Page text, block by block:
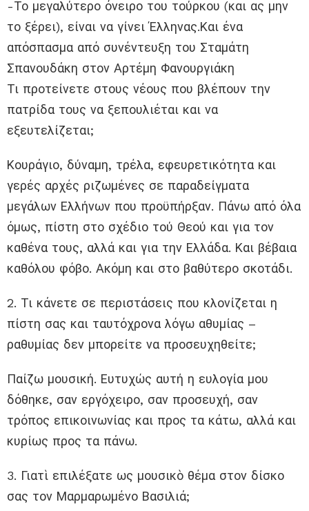
-Το μεγαλύτερο όνειρο του τούρκου (και ας μην
το ξέρει), είναι να γίνει Έλληνας.Και ένα
απόσπασμα από συνέντευξη του Σταμάτη
Σπανουδάκη στον Αρτέμη Φανουργιάκη
Τι προτείνετε στους νέους που βλέπουν την
πατρίδα τους να ξεπουλιέται και να
εξευτελίζεται;
Κουράγιο, δύναμη, τρέλα, εφευρετικότητα και
γερές αρχές ριζωμένες σε παραδείγματα
μεγάλων Ελλήνων που προϋπήρξαν. Πάνω από όλα
όμως, πίστη στο σχέδιο τού Θεού και για τον
καθένα τους, αλλά και για την Ελλάδα. Και βέβαια
καθόλου φόβο. Ακόμη και στο βαθύτερο σκοτάδι.
2. Τι κάνετε σε περιστάσεις που κλονίζεται η
πίστη σας και ταυτόχρονα λόγω αθυμίας –
ραθυμίας δεν μπορείτε να προσευχηθείτε;
Παίζω μουσική. Ευτυχώς αυτή η ευλογία μου
δόθηκε, σαν εργόχειρο, σαν προσευχή, σαν
τρόπος επικοινωνίας και προς τα κάτω, αλλά και
κυρίως προς τα πάνω.
3. Γιατὶ επιλέξατε ως μουσικὸ θέμα στον δίσκο
σας τον Μαρμαρωμένο Βασιλιά;